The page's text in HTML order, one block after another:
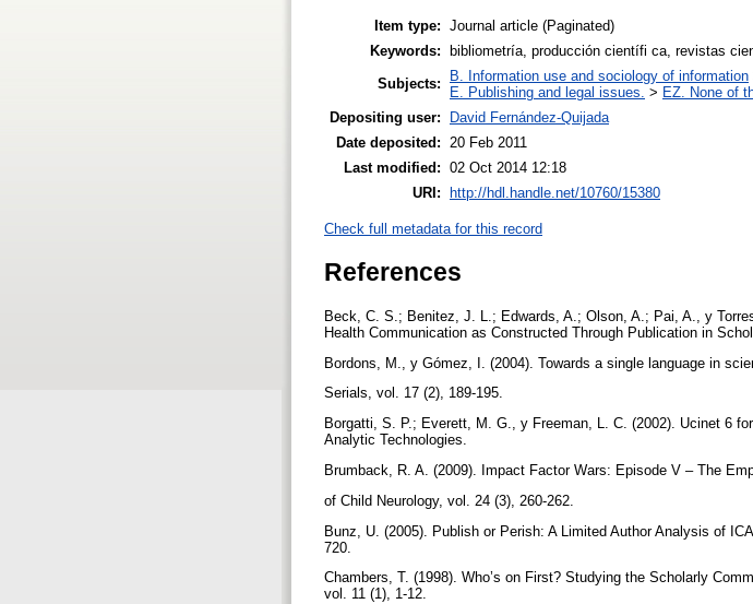
Item type: Journal article (Paginated)
Keywords:
bibliometría, producción científi ca, revistas
Subjects:
B. Information use and sociology of information
E. Publishing and legal issues. > EZ. None of
Depositing user:
David Fernández-Quijada
Date deposited:
20 Feb 2011
Last modified: 02 Oct 2014 12:18
URI:
http://hdl.handle.net/10760/15380
Check full metadata for this record
References
Beck, C. S.; Benitez, J. L.; Edwards, A.; Olson, A.; Pai, A., y
Health Communication as Constructed Through Publication in
Bordons, M., y Gómez, I. (2004). Towards a single language in
Serials, vol. 17 (2), 189-195.
Borgatti, S. P.; Everett, M. G., y Freeman, L. C. (2002). Ucinet 6
Analytic Technologies.
Brumback, R. A. (2009). Impact Factor Wars: Episode V – The
of Child Neurology, vol. 24 (3), 260-262.
Bunz, U. (2005). Publish or Perish: A Limited Author Analysis of
720.
Chambers, T. (1998). Who’s on First? Studying the Scholarly
vol. 11 (1), 1-12.